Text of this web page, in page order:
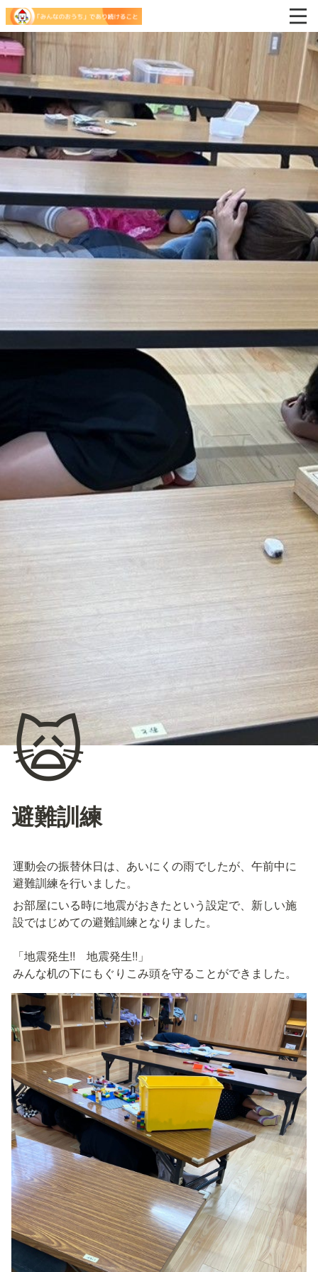
🙀
避難訓練
運動会の振替休日は、あいにくの雨でしたが、午前中に
避難訓練を行いました。
お部屋にいる時に地震がおきたという設定で、新しい施
設ではじめての避難訓練となりました。
「地震発生!!　地震発生!!」
みんな机の下にもぐりこみ頭を守ることができました。